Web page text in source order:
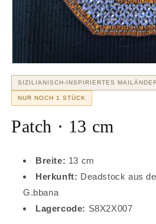
1
Modal
öffnen
SIZILIANISCH-INSPIRIERTES
NUR NOCH 1 STÜCK
Patch · 13 cm
Breite: 13 cm
Herkunft: Deadstock aus
G.bbana
Lagercode: S8X2X007